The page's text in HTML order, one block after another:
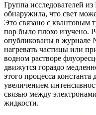
Группа исследователей
обнаружила, что свет
Это связано с квантовым
пор было плохо изучено.
опубликованы в журнале
нагревать частицы или
водном растворе
движутся гораздо
этого процесса
увеличением
связью между
жидкости.